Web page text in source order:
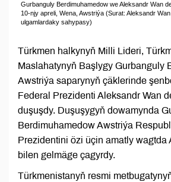
Gurbanguly Berdimuhamedow we Aleksandr Wan
10-njy apreli, Wena, Awstriýa (Surat: Aleksandr
ulgamlardaky sahypasy)
Türkmen halkynyň Milli Lideri,
Maslahatynyň Başlygy Gurbanguly
Awstriýa saparynyň çäklerinde
Federal Prezidenti Aleksandr Wan
duşuşdy. Duşuşygyň dowamynda
Berdimuhamedow Awstriýa
Prezidentini özi üçin amatly wagtda
bilen gelmäge çagyrdy.
Türkmenistanyň resmi